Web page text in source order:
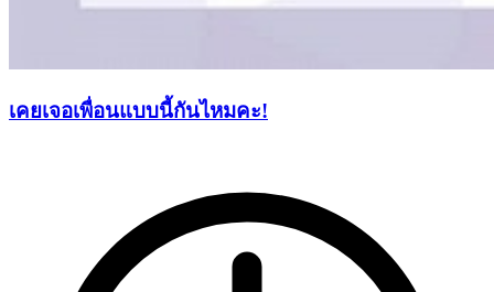
เคยเจอเพื่อนแบบนี้กันไหมคะ!